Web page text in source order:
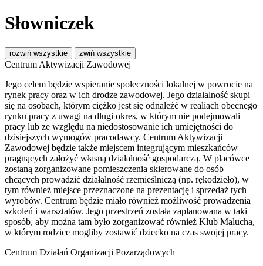
Słowniczek
rozwiń wszystkie zwiń wszystkie
Centrum Aktywizacji Zawodowej
Jego celem będzie wspieranie społeczności lokalnej w powrocie na
rynek pracy oraz w ich drodze zawodowej. Jego działalność skupi
się na osobach, którym ciężko jest się odnaleźć w realiach obecnego
rynku pracy z uwagi na długi okres, w którym nie podejmowali
pracy lub ze względu na niedostosowanie ich umiejętności do
dzisiejszych wymogów pracodawcy. Centrum Aktywizacji
Zawodowej będzie także miejscem integrującym mieszkańców
pragnących założyć własną działalność gospodarczą. W placówce
zostaną zorganizowane pomieszczenia skierowane do osób
chcących prowadzić działalność rzemieślniczą (np. rękodzieło), w
tym również miejsce przeznaczone na prezentację i sprzedaż tych
wyrobów. Centrum będzie miało również możliwość prowadzenia
szkoleń i warsztatów. Jego przestrzeń została zaplanowana w taki
sposób, aby można tam było zorganizować również Klub Malucha,
w którym rodzice mogliby zostawić dziecko na czas swojej pracy.
Centrum Działań Organizacji Pozarządowych